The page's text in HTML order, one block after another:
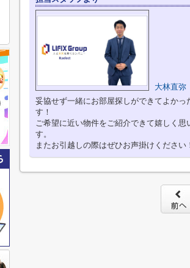
大林直弥
妥協せず一緒にお部屋探しができてよかっ
す！
ご希望に近い物件をご紹介できて嬉しく思
す。
またお引越しの際はぜひお声掛けください